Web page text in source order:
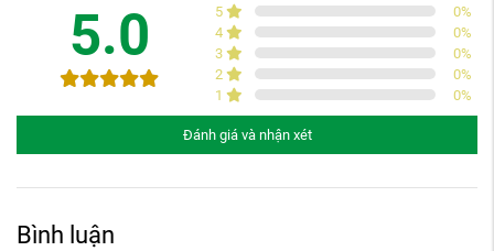
5.0 5 0%
4
0%
3
0%
2
0%
1
0%
Đánh giá và nhận xét
Bình luận